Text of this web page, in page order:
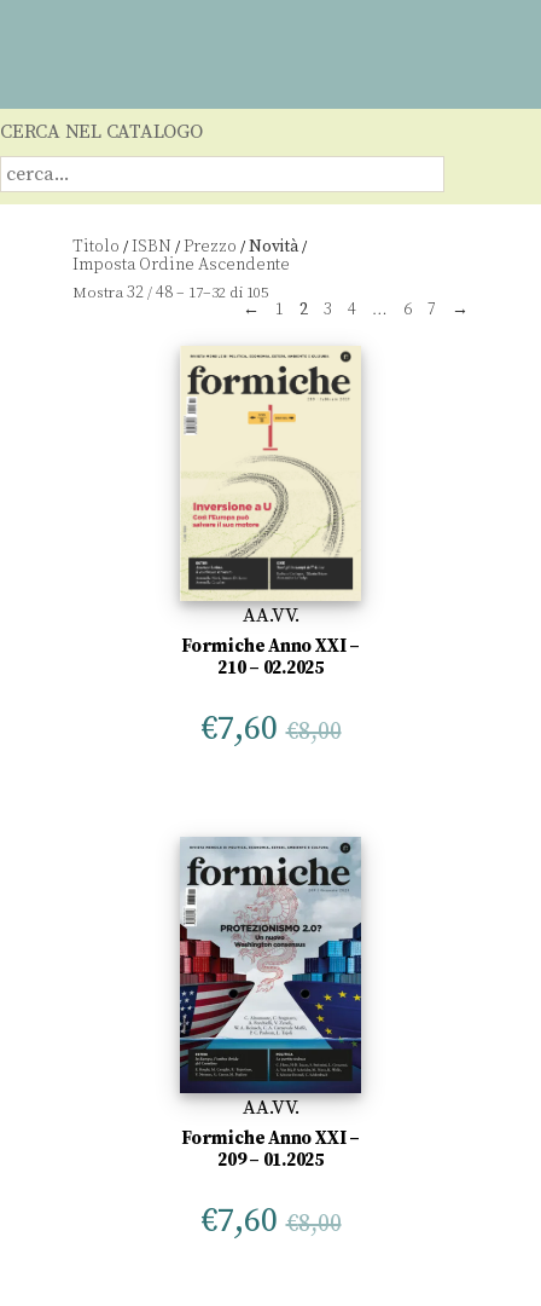
CERCA NEL CATALOGO
Titolo /ISBN /Prezzo /Novità/
Mostra32/48– 17–32 di 105
← 1 2 3 4 … 6 7 →
AA.VV.
Formiche Anno XXI –
210 – 02.2025
€7,60 €8,00
AA.VV.
Formiche Anno XXI –
209 – 01.2025
€7,60 €8,00